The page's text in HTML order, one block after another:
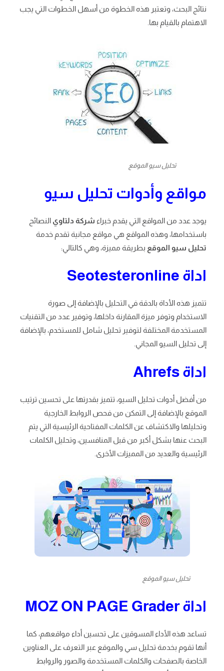
نتائج البحث، وتعتبر هذه الخطوة من أسهل الخطوات التي يجب
الاهتمام بالقيام بها.
تحليل سيو الموقع
مواقع وأدوات تحليل سيو
يوجد عدد من المواقع التي يقدم خبراء شركة دلتاوي النصائح
باستخدامها، وهذه المواقع هي مواقع مجانية تقدم خدمة
تحليل سيو الموقع بطريقة مميزة، وهي كالتالي:
اداة Seotesteronline
تتميز هذه الأداة بالدقة في التحليل بالإضافة إلى صورة
الاستخدام وتوفر ميزة المقارنة داخلها، وتوفير عدد من التقنيات
المستخدمة المختلفة لتوفير تحليل شامل للمستخدم، بالإضافة
إلى تحليل السيو المجاني.
اداة Ahrefs
من أفضل أدوات تحليل السيو، تتميز بقدرتها على تحسين ترتيب
الموقع بالإضافة إلى التمكن من فحص الروابط الخارجية
وتحليلها والاكتشاف عن الكلمات المفتاحية الرئيسية التي يتم
البحث عنها بشكل أكبر من قبل المنافسين، وتحليل الكلمات
الرئيسية والعديد من المميزات الأخرى.
تحليل سيو الموقع
اداةMOZ ON PAGE Grader
تساعد هذه الأداء المسوقين على تحسين أداء مواقعهم، كما
أنها تقوم بخدمة تحليل سي والموقع عبر التعرف على العناوين
الخاصة بالصفحات والكلمات المستخدمة والصور والروابط